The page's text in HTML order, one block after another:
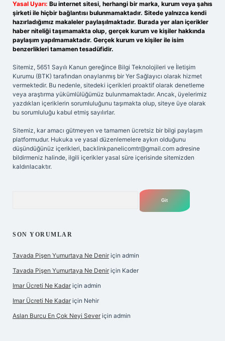
Yasal Uyarı: Bu internet sitesi, herhangi bir marka, kurum veya şahıs
şirketi ile hiçbir bağlantısı bulunmamaktadır. Sitede yalnızca kendi
hazırladığımız makaleler paylaşılmaktadır. Burada yer alan içerikler
haber niteliği taşımamakta olup, gerçek kurum ve kişiler hakkında
paylaşım yapılmamaktadır. Gerçek kurum ve kişiler ile isim
benzerlikleri tamamen tesadüfidir.
Sitemiz, 5651 Sayılı Kanun gereğince Bilgi Teknolojileri ve İletişim
Kurumu (BTK) tarafından onaylanmış bir Yer Sağlayıcı olarak hizmet
vermektedir. Bu nedenle, sitedeki içerikleri proaktif olarak denetleme
veya araştırma yükümlülüğümüz bulunmamaktadır. Ancak, üyelerimiz
yazdıkları içeriklerin sorumluluğunu taşımakta olup, siteye üye olarak
bu sorumluluğu kabul etmiş sayılırlar.
Sitemiz, kar amacı gütmeyen ve tamamen ücretsiz bir bilgi paylaşım
platformudur. Hukuka ve yasal düzenlemelere aykırı olduğunu
düşündüğünüz içerikleri, backlinkpanelicomtr@gmail.com adresine
bildirmeniz halinde, ilgili içerikler yasal süre içerisinde sitemizden
kaldırılacaktır.
SON YORUMLAR
Tavada Pişen Yumurtaya Ne Denir için admin
Tavada Pişen Yumurtaya Ne Denir için Kader
Imar Ücreti Ne Kadar için admin
Imar Ücreti Ne Kadar için Nehir
Aslan Burcu En Çok Neyi Sever için admin